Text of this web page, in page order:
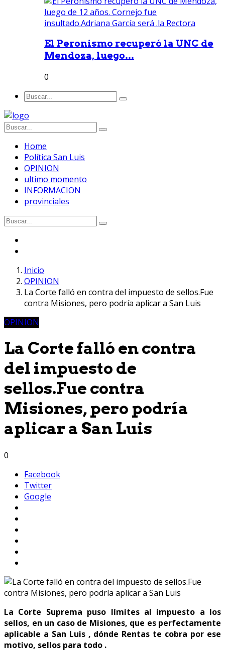
El Peronismo recuperó la UNC de
Mendoza, luego...
0
Home
Política San Luis
OPINION
ultimo momento
INFORMACION
provinciales
Inicio
OPINION
La Corte falló en contra del impuesto de sellos.Fue
contra Misiones, pero podría aplicar a San Luis
OPINION
La Corte falló en contra
del impuesto de
sellos.Fue contra
Misiones, pero podría
aplicar a San Luis
0
Facebook
Twitter
Google
La Corte Suprema puso límites al impuesto a los
sellos, en un caso de Misiones, que es perfectamente
aplicable a San Luis , dónde Rentas te cobra por ese
motivo, sellos para todo .